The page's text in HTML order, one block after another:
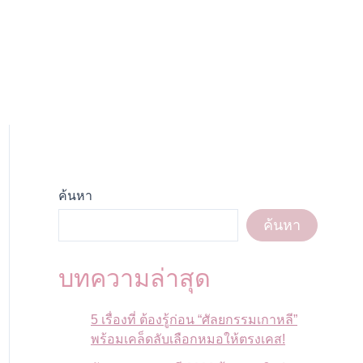
ค้นหา
ค้นหา
บทความล่าสุด
5 เรื่องที่ ต้องรู้ก่อน “ศัลยกรรมเกาหลี”
พร้อมเคล็ดลับเลือกหมอให้ตรงเคส!